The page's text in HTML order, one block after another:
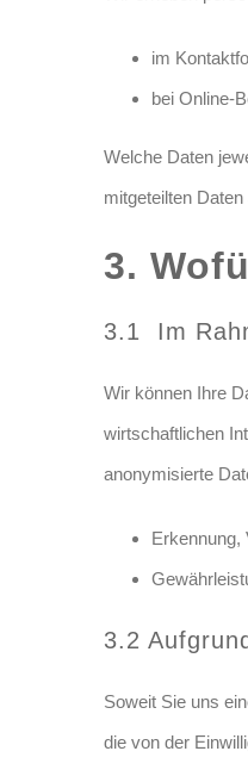
im
bei Online-
Welche Daten
mitgeteilten
3.
3.1 Im
Wir können Ihre
wirtschaftlichen
anonymisierte
Erkennung,
3.2
Soweit Sie uns
die von der